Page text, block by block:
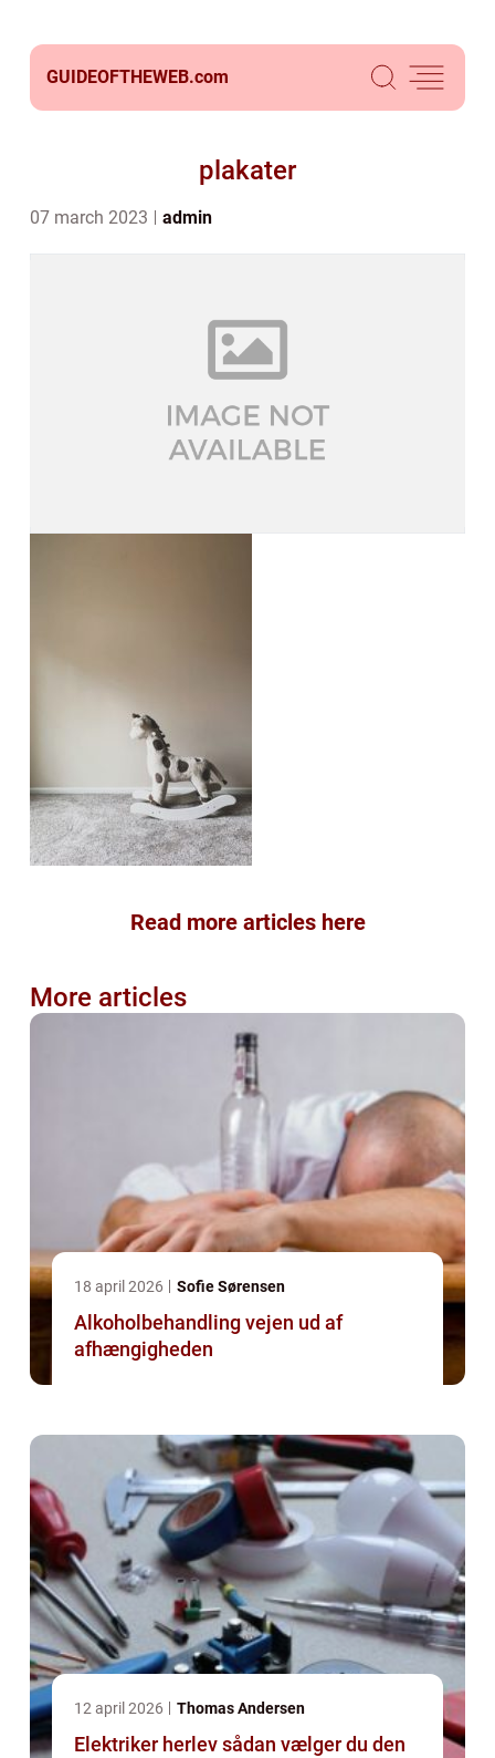
GUIDEOFTHEWEB.com
plakater
07 march 2023 admin
Read more articles here
More articles
18 april 2026 Sofie Sørensen
Alkoholbehandling vejen ud af
afhængigheden
12 april 2026 Thomas Andersen
Elektriker herlev sådan vælger du den